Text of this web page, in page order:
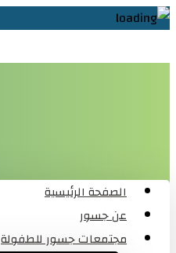
الصفحة الرئيسية
عن جسور
مجتمعات جسور للطفولة